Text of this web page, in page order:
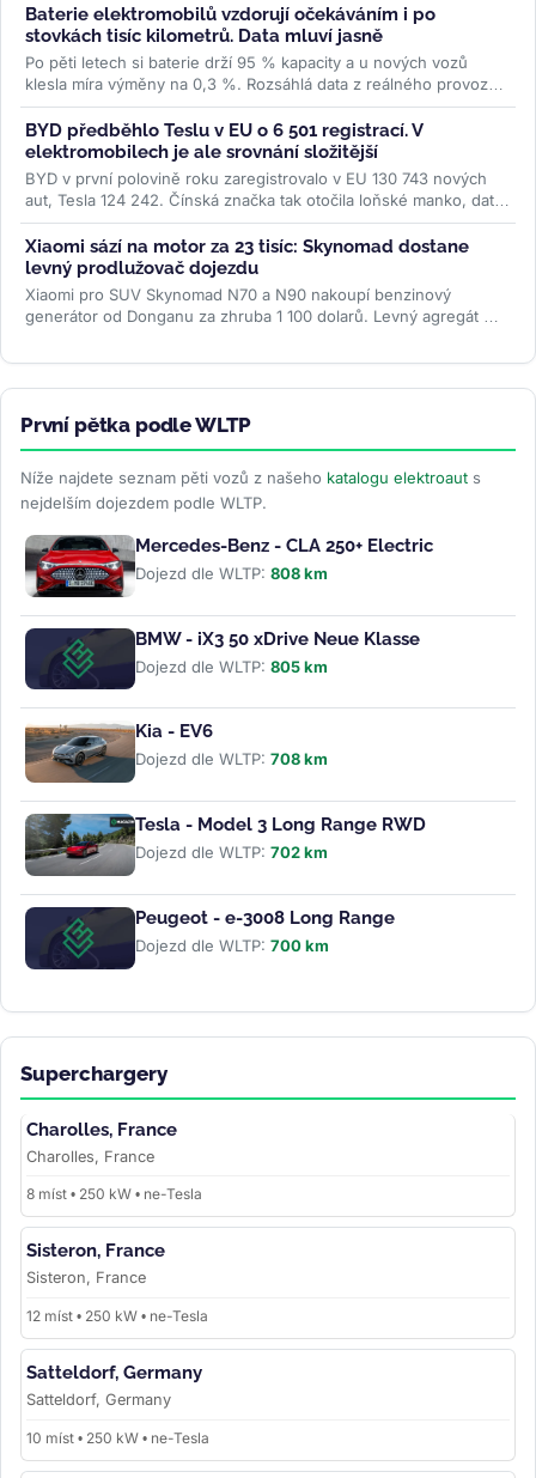
Baterie elektromobilů vzdorují očekáváním i po
stovkách tisíc kilometrů. Data mluví jasně
Po pěti letech si baterie drží 95 % kapacity a u nových vozů
klesla míra výměny na 0,3 %. Rozsáhlá data z reálného provozu
boří mýty,...>>
BYD předběhlo Teslu v EU o 6 501 registrací. V
elektromobilech je ale srovnání složitější
BYD v první polovině roku zaregistrovalo v EU 130 743 nových
aut, Tesla 124 242. Čínská značka tak otočila loňské manko, data
ACEA ale...>>
Xiaomi sází na motor za 23 tisíc: Skynomad dostane
levný prodlužovač dojezdu
Xiaomi pro SUV Skynomad N70 a N90 nakoupí benzinový
generátor od Donganu za zhruba 1 100 dolarů. Levný agregát má
První pětka podle WLTP
Níže najdete seznam pěti vozů z našeho katalogu elektroaut s
nejdelším dojezdem podle WLTP.
Mercedes-Benz - CLA 250+ Electric
Dojezd dle WLTP: 808 km
BMW - iX3 50 xDrive Neue Klasse
Dojezd dle WLTP: 805 km
Kia - EV6
Dojezd dle WLTP: 708 km
Tesla - Model 3 Long Range RWD
Dojezd dle WLTP: 702 km
Peugeot - e-3008 Long Range
Dojezd dle WLTP: 700 km
Superchargery
Charolles, France
Charolles, France
8 míst • 250 kW • ne-Tesla
Sisteron, France
Sisteron, France
12 míst • 250 kW • ne-Tesla
Satteldorf, Germany
Satteldorf, Germany
10 míst • 250 kW • ne-Tesla